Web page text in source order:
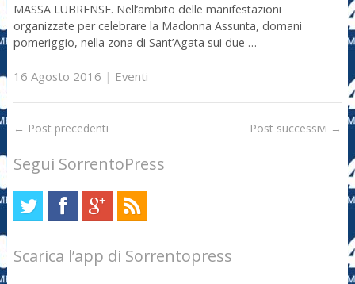
MASSA LUBRENSE. Nell’ambito delle manifestazioni
organizzate per celebrare la Madonna Assunta, domani
pomeriggio, nella zona di Sant’Agata sui due …
16 Agosto 2016 | Eventi
← Post precedenti Post successivi →
Segui SorrentoPress
Scarica l’app di Sorrentopress